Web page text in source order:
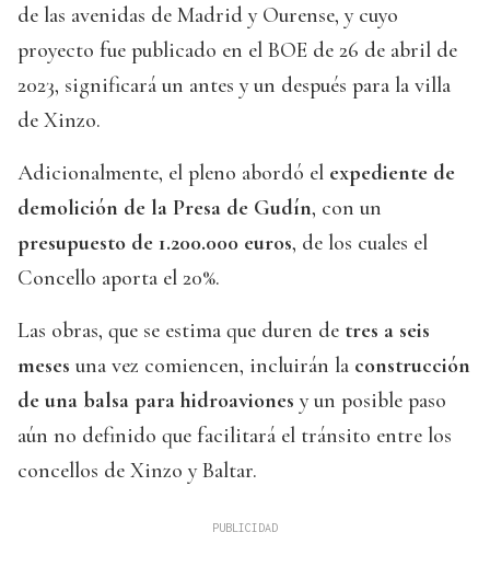
de las avenidas de Madrid y Ourense, y cuyo
proyecto fue publicado en el BOE de 26 de abril de
2023, significará un antes y un después para la villa
de Xinzo.
Adicionalmente, el pleno abordó el expediente de
demolición de la Presa de Gudín, con un
presupuesto de 1.200.000 euros, de los cuales el
Concello aporta el 20%.
Las obras, que se estima que duren de tres a seis
meses una vez comiencen, incluirán la construcción
de una balsa para hidroaviones y un posible paso
aún no definido que facilitará el tránsito entre los
concellos de Xinzo y Baltar.